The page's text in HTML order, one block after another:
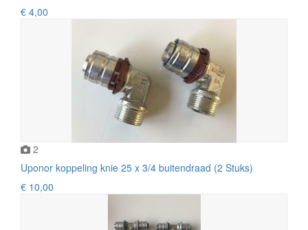
€ 4,00
2
Uponor koppeling knie 25 x 3/4 buitendraad (2 Stuks)
€ 10,00